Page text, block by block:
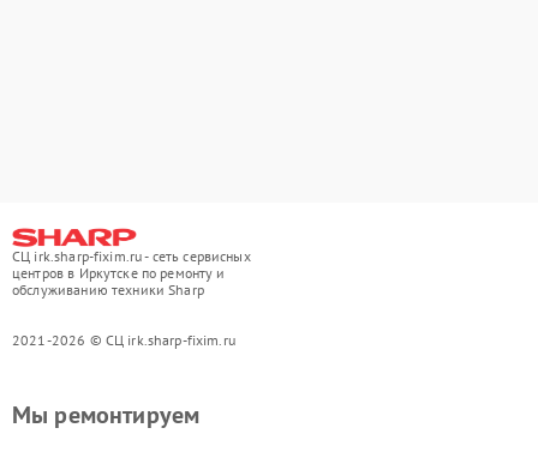
СЦ irk.sharp-fixim.ru - сеть сервисных
центров в Иркутске по ремонту и
обслуживанию техники Sharp
2021-2026 © СЦ irk.sharp-fixim.ru
Мы ремонтируем